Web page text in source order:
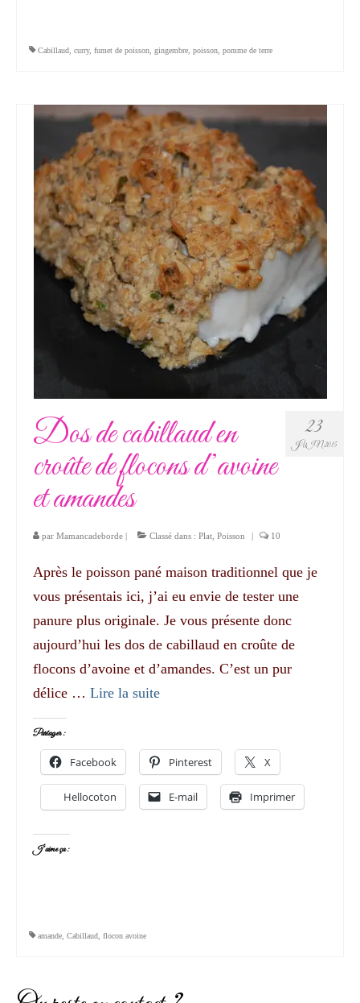
Cabillaud curry, fumet de poisson gingembre poisson pomme de terre
23
JUIN 2015
Dos de cabillaud en
croûte de flocons d’avoine
et amandes
par Mamancadeborde | Classé dans : Plat Poisson | 10
Après le poisson pané maison traditionnel que je
vous présentais ici, j’ai eu envie de tester une
panure plus originale. Je vous présente donc
aujourd’hui les dos de cabillaud en croûte de
flocons d’avoine et d’amandes. C’est un pur
délice … Lire la suite­­
Partager :
Facebook Pinterest X
Hellocoton E-mail Imprimer
J’aime ça :
amande Cabillaud flocon avoine